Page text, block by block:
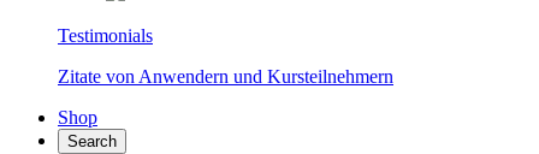
Testimonials
Zitate von Anwendern und Kursteilnehmern
Shop
Search